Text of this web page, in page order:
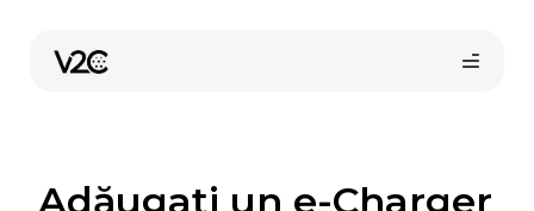
conținut
Adăugați un e-Charger